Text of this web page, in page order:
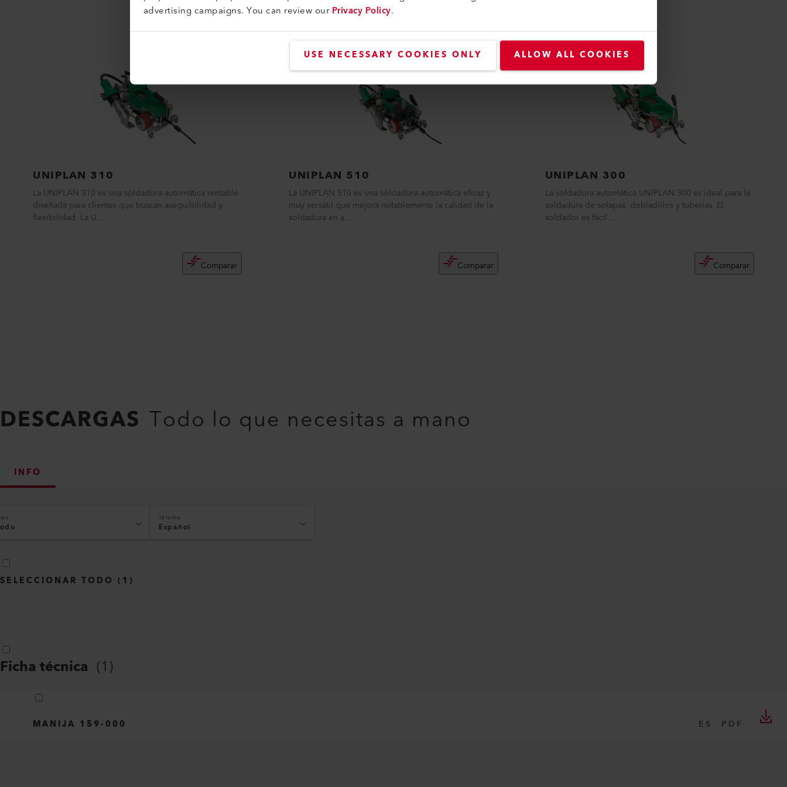
advertising campaigns. You can review ourPrivacy Policy.
USE NECESSARY COOKIES ONLY ALLOW ALL COOKIES
UNIPLAN 310
La UNIPLAN 310 es una soldadora automática rentable
diseñada para clientes que buscan asequibilidad y
flexibilidad. La U...
Comparar
UNIPLAN 510
La UNIPLAN 510 es una soldadora automática eficaz y
muy versátil que mejora notablemente la calidad de la
soldadura en a...
Comparar
UNIPLAN 300
La soldadora automática UNIPLAN 300 es ideal para la
soldadura de solapas, dobladillos y tuberías. El
soldador es fácil ...
Comparar
DESCARGAS Todo lo que necesitas a mano
INFO
Idioma
Español
SELECCIONAR TODO ( 1 )
Ficha técnica (1)
MANIJA 159-000 ES PDF